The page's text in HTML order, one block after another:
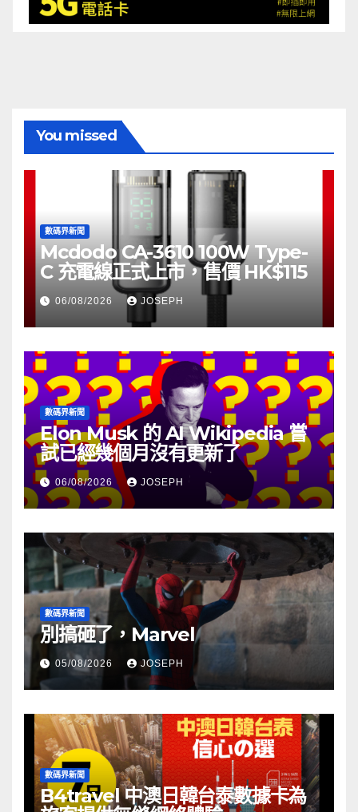
You missed
數碼界新聞
Mcdodo CA-3610 100W Type-
C 充電線正式上市，售價 HK$115
06/08/2026 JOSEPH
數碼界新聞
Elon Musk 的 AI Wikipedia 嘗
試已經幾個月沒有更新了
06/08/2026 JOSEPH
數碼界新聞
別搞砸了，Marvel
05/08/2026 JOSEPH
數碼界新聞
B4travel 中澳日韓台泰數據卡為